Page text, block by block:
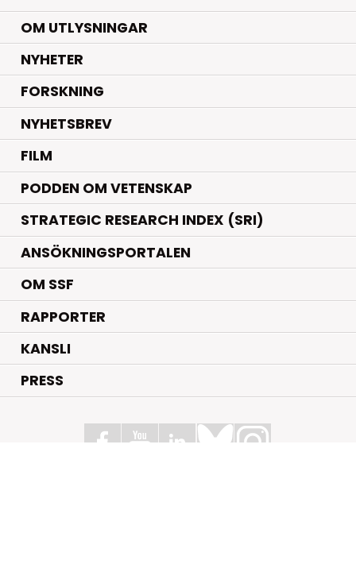
OM UTLYSNINGAR
NYHETER.
FORSKNING.
NYHETSBREV
FILM
PODDEN OM VETENSKAP
STRATEGIC RESEARCH INDEX (SRI)
ANSÖKNINGSPORTALEN
OM SSF
RAPPORTER
KANSLI
PRESS